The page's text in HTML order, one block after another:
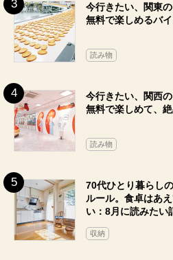
今行きたい、関東
無料で楽しめるバ
読み物
今行きたい、関西
無料で楽しめて、
読み物
70代ひとり暮らし
ルール。食卓はあ
い：8月に読みたい
収納